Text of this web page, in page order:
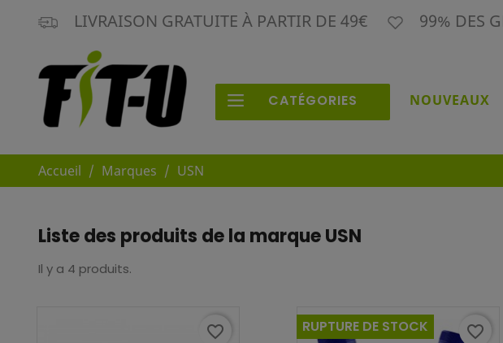
LIVRAISON GRATUITE À PARTIR DE 49€ 99% DES
CATÉGORIES NOUVEAUX
Accueil Marques USN
Liste des produits de la marque USN
Il y a 4 produits.
favorite_border RUPTURE DE STOCK favorite_border